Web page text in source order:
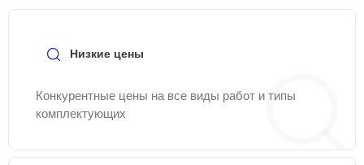
Низкие цены
Конкурентные цены на все виды работ и типы
комплектующих